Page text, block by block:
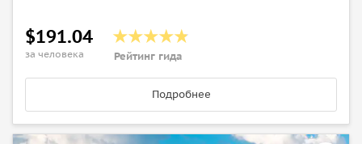
$191.04
за человека Рейтинг гида
Подробнее